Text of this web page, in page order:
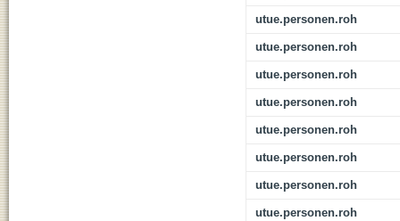
utue.personen.roh
utue.personen.roh
utue.personen.roh
utue.personen.roh
utue.personen.roh
utue.personen.roh
utue.personen.roh
utue.personen.roh